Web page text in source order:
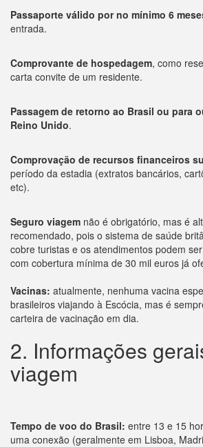
Passaporte válido por no mínimo 6
entrada.
Comprovante de hospedagem, como
carta convite de um residente.
Passagem de retorno ao Brasil ou para
Reino Unido.
Comprovação de recursos financeiros
período da estadia (extratos bancários,
etc).
Seguro viagem não é obrigatório, mas é
recomendado, pois o sistema de saúde
cobre turistas e os atendimentos podem
com cobertura mínima de 30 mil euros já
Vacinas: atualmente, nenhuma vacina
brasileiros viajando à Escócia, mas é
carteira de vacinação em dia.
2. Informações
viagem
Tempo de voo do Brasil: entre 13 e 15
uma conexão (geralmente em Lisboa,